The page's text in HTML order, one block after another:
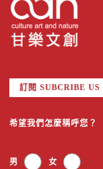
訂閱 SUBCRIBE US
希望我們怎麼稱呼您？
男 女